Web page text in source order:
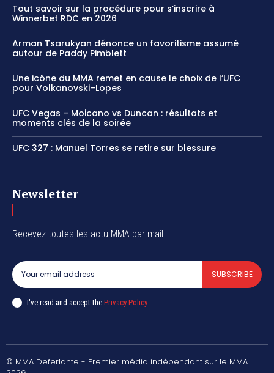
Tout savoir sur la procédure pour s’inscrire à
Winnerbet RDC en 2026
Arman Tsarukyan dénonce un favoritisme assumé
autour de Paddy Pimblett
Une icône du MMA remet en cause le choix de l’UFC
pour Volkanovski–Lopes
UFC Vegas – Moicano vs Duncan : résultats et
moments clés de la soirée
UFC 327 : Manuel Torres se retire sur blessure
Newsletter
Recevez toutes les actu MMA par mail
SUBSCRIBE
I've read and accept the Privacy Policy.
© MMA Deferlante - Premier média indépendant sur le MMA